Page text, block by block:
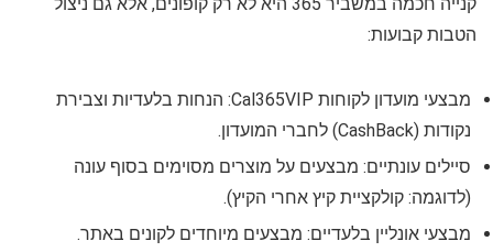
הטבות קבועות:
מבצעי מועדון לקוחות Cal365VIP: הנחות בלעדיות וצבירת
נקודות (CashBack) לחברי המועדון.
סיילים עונתיים: מבצעים על מוצרים מסוימים בסוף עונה
(לדוגמה: קולקציית קיץ אחרי הקיץ).
מבצעי אונליין בלעדיים: מבצעים מיוחדים לקונים באתר.